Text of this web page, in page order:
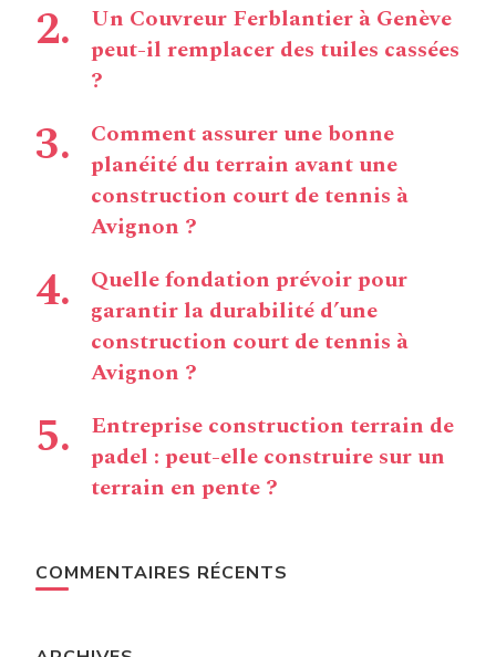
Un Couvreur Ferblantier à Genève
peut-il remplacer des tuiles cassées
?
Comment assurer une bonne
planéité du terrain avant une
construction court de tennis à
Avignon ?
Quelle fondation prévoir pour
garantir la durabilité d’une
construction court de tennis à
Avignon ?
Entreprise construction terrain de
padel : peut-elle construire sur un
terrain en pente ?
COMMENTAIRES RÉCENTS